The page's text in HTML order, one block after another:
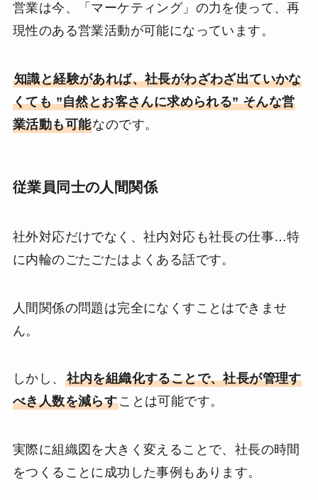
営業は今、「マーケティング」の力を使って、再
現性のある営業活動が可能になっています。
知識と経験があれば、社長がわざわざ出ていかな
くても ”自然とお客さんに求められる” そんな営
業活動も可能なのです。
従業員同士の人間関係
社外対応だけでなく、社内対応も社長の仕事…特
に内輪のごたごたはよくある話です。
人間関係の問題は完全になくすことはできませ
ん。
しかし、 社内を組織化することで、社長が管理す
べき人数を減らすことは可能です。
実際に組織図を大きく変えることで、社長の時間
をつくることに成功した事例もあります。